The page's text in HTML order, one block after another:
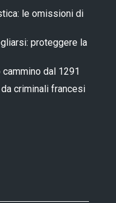
le omissioni di
proteggere la
dal 1291
criminali francesi